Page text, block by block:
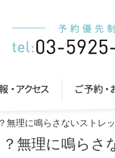
無理に鳴らさないストレ
無理に鳴らさ